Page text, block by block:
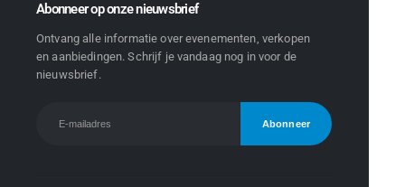
Abonneer op onze nieuwsbrief
Ontvang alle informatie over evenementen, verkopen
en aanbiedingen. Schrijf je vandaag nog in voor de
nieuwsbrief.